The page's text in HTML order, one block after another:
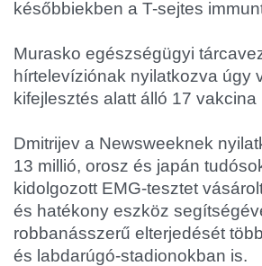
későbbiekben a T-sejtes
Murasko egészségügyi
hírtelevíziónak nyilatkozva úgy
kifejlesztés alatt álló 17
Dmitrijev a Newsweeknek
13 millió, orosz és japán
kidolgozott EMG-tesztet
és hatékony eszköz
robbanásszerű elterjedését
és labdarúgó-stadionokban is.